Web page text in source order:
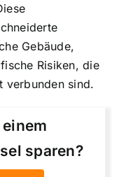
Gebäude,
Risiken, die
verbunden sind.
sparen?